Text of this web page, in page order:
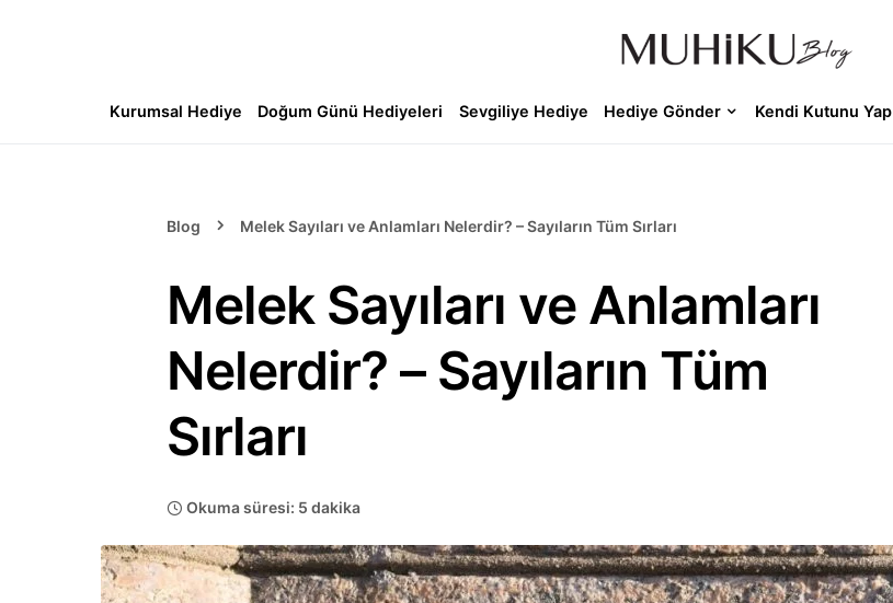
Kurumsal Hediye Doğum Günü Hediyeleri Sevgiliye Hediye Hediye Gönder Kendi Kutunu Yap
Blog Melek Sayıları ve Anlamları Nelerdir? – Sayıların Tüm Sırları
Melek Sayıları ve Anlamları
Nelerdir? – Sayıların Tüm
Sırları
Okuma süresi: 5 dakika